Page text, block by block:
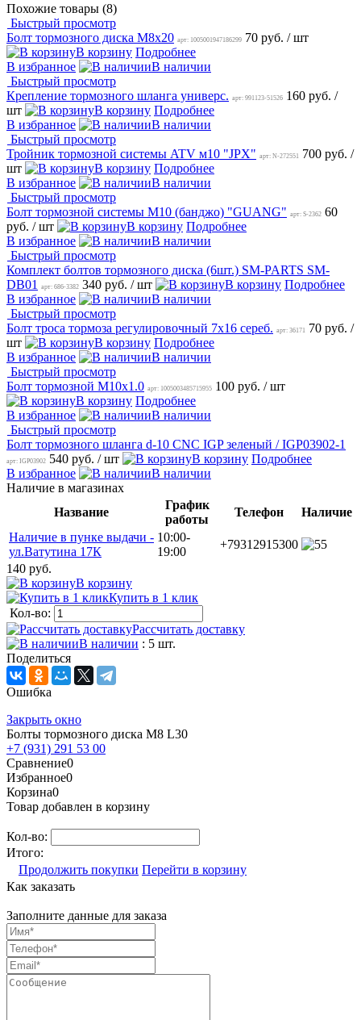
Похожие товары (8)
Быстрый просмотр
Болт тормозного диска М8х20 арт: 1005001947186299 70 руб. / шт
В корзину Подробнее
В избранное
В наличии
Быстрый просмотр
Крепление тормозного шланга универс. арт: 991123-51526 160 руб. /
шт
В корзину Подробнее
В избранное
В наличии
Быстрый просмотр
Тройник тормозной системы ATV м10 "JPX" арт: N-272551 700 руб. /
шт
В корзину Подробнее
В избранное
В наличии
Быстрый просмотр
Болт тормозной системы M10 (банджо) "GUANG" арт: S-2362 60
руб. / шт В корзину Подробнее
В избранное
В наличии
Быстрый просмотр
Комплект болтов тормозного диска (6шт.) SM-PARTS SM-
DB01
арт: 686-3382 340 руб. / шт В корзину Подробнее
В избранное
В наличии
Быстрый просмотр
Болт троса тормоза регулировочный 7х16 сереб. арт: 36171 70 руб. /
шт
В корзину Подробнее
В избранное
В наличии
Быстрый просмотр
Болт тормозной M10x1.0 арт: 1005003485715955 100 руб. / шт
В корзину Подробнее
В избранное
В наличии
Быстрый просмотр
Болт тормозного шланга d-10 CNC IGP зеленый / IGP03902-1
арт: IGP03902 540 руб. / шт В корзину Подробнее
В избранное
В наличии
Наличие в магазинах
Название
График
работы
Телефон
Наличие
Наличие в пунке выдачи -
ул.Ватутина 17К
10:00-
19:00
+79312915300
5
140 руб.
В корзину
Купить в 1 клик
Кол-во:
Рассчитать доставку
В наличии : 5 шт.
Поделиться
Ошибка
Закрыть окно
Болты тормозного диска M8 L30
+7 (931) 291 53 00
Сравнение0
Избранное0
Корзина0
Товар добавлен в корзину
Кол-во:
Итого:
Продолжить покупки Перейти в корзину
Как заказать
Заполните данные для заказа